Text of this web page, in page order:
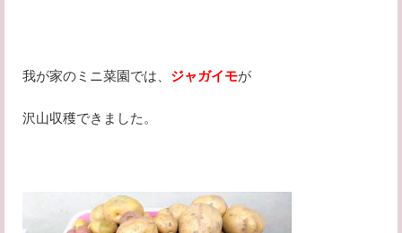
我が家のミニ菜園では、 ジャガイモが
沢山収穫できました。